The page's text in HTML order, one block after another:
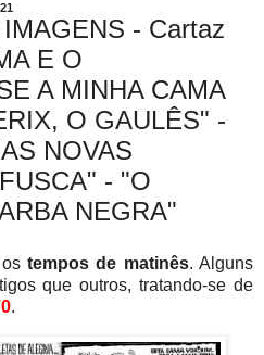
- Cartaz
E O
A MINHA CAMA
O GAULÊS" -
NOVAS
- "O
NEGRA"
ostempos de matinês. Alguns
que outros, tratando-se de
.